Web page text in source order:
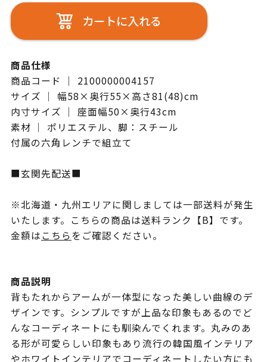
カートに入れる
商品仕様
商品コード ｜ 2100000004157
サイズ ｜ 幅58×奥行55×高さ81(48)cm
内寸サイズ ｜ 座面幅50×奥行43cm
素材 ｜ ポリエステル、脚：スチール
付属の六角レンチで組立て
■玄関先配送■
※北海道・九州エリアに関しましては一部送料が発生
いたします。こちらの商品は送料ランク【B】です。
金額はこちらをご確認ください。
商品説明
背もたれからアームが一体型になった美しい曲線のデ
ザインです。シンプルですが上品な印象もあるのでど
んなコーディネートにも馴染んでくれます。丸みのあ
る形が可愛らしい印象もあり流行の韓国風インテリア
やホワイトインテリアでコーディネートしたい方にも